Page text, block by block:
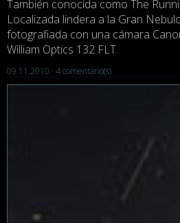
También conocida como The
Localizada lindera a la Gran
fotografiada con una cámara
William Optics 132 FLT.
09.11.2010 · 4 comentario(s)